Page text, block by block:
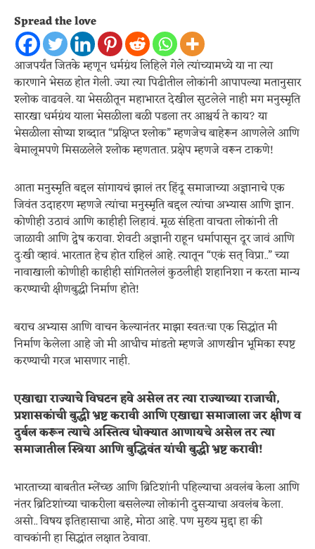
Spread the love
आजपर्यंत जितके म्हणून धर्मग्रंथ लिहिले गेले त्यांच्यामध्ये या ना त्या
कारणाने भेसळ होत गेली. ज्या त्या पिढीतील लोकांनी आपापल्या मतानुसार
श्लोक वाढवले. या भेसळीतून महाभारत देखील सुटलेले नाही मग मनुस्मृति
सारखा धर्मग्रंथ याला भेसळीला बळी पडला तर आश्चर्य ते काय? या
भेसळीला सोप्या शब्दात “प्रक्षिप्त श्लोक” म्हणजेच बाहेरून आणलेले आणि
बेमालूमपणे मिसळलेले श्लोक म्हणतात. प्रक्षेप म्हणजे वरून टाकणे!
आता मनुस्मृति बद्दल सांगायचं झालं तर हिंदू समाजाच्या अज्ञानाचे एक
जिवंत उदाहरण म्हणजे त्यांचा मनुस्मृति बद्दल त्यांचा अभ्यास आणि ज्ञान.
कोणीही उठावं आणि काहीही लिहावं. मूळ संहिता वाचता लोकांनी ती
जाळावी आणि द्वेष करावा. शेवटी अज्ञानी राहून धर्मापासून दूर जावं आणि
दुःखी व्हावं. भारतात हेच होत राहिलं आहे. त्यातून “एकं सत् विप्रा..” च्या
नावाखाली कोणीही काहीही सांगितलेलं कुठलीही शहानिशा न करता मान्य
करण्याची क्षीणबुद्धी निर्माण होते!
बराच अभ्यास आणि वाचन केल्यानंतर माझा स्वतःचा एक सिद्धांत मी
निर्माण केलेला आहे जो मी आधीच मांडतो म्हणजे आणखीन भूमिका स्पष्ट
करण्याची गरज भासणार नाही.
एखाद्या राज्याचे विघटन हवे असेल तर त्या राज्याच्या राजाची,
प्रशासकांची बुद्धी भ्रष्ट करावी आणि एखाद्या समाजाला जर क्षीण व
दुर्बल करून त्याचे अस्तित्व धोक्यात आणायचे असेल तर त्या
समाजातील स्त्रिया आणि बुद्धिवंत यांची बुद्धी भ्रष्ट करावी!
भारताच्या बाबतीत म्लेंच्छ आणि ब्रिटिशांनी पहिल्याचा अवलंब केला आणि
नंतर ब्रिटिशांच्या चाकरीला बसलेल्या लोकांनी दुसऱ्याचा अवलंब केला.
असो.. विषय इतिहासाचा आहे, मोठा आहे. पण मुख्य मुद्दा हा की
वाचकांनी हा सिद्धांत लक्षात ठेवावा.